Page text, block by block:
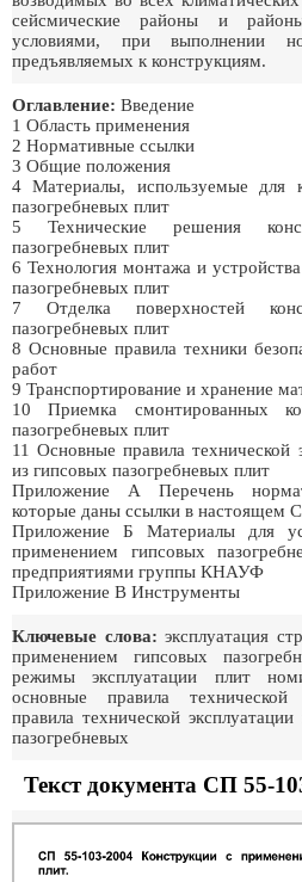
сейсмические районы и
условиями, при выполнении
предъявляемых к конструкциям.
Оглавление: Введение
1 Область применения
2 Нормативные ссылки
3 Общие положения
4 Материалы, используемые для
пазогребневых плит
5 Технические решения
пазогребневых плит
6 Технология монтажа и
пазогребневых плит
7 Отделка поверхностей
пазогребневых плит
8 Основные правила техники
работ
9 Транспортирование и хранение
10 Приемка смонтированных
пазогребневых плит
11 Основные правила технической
из гипсовых пазогребневых плит
Приложение А Перечень
которые даны ссылки в настоящем
Приложение Б Материалы для
применением гипсовых
предприятиями группы КНАУФ
Приложение В Инструменты
Ключевые слова: эксплуатация
применением гипсовых
режимы эксплуатации плит
основные правила технической
правила технической
пазогребневых
Текст документа СП 55-